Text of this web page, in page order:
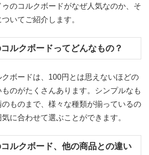
のコルクボードがなぜ人気なのか、そ
いてご紹介します。
ルクボードってどんなもの？
ボードは、100円とは思えないほどの
のがたくさんあります。シンプルなも
ものまで、様々な種類が揃っているの
に合わせて選ぶことができます。
ルクボード、他の商品との違い